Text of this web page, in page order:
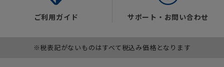
ご利用ガイド サポート・お問い合わせ
※税表記がないものはすべて税込み価格となります